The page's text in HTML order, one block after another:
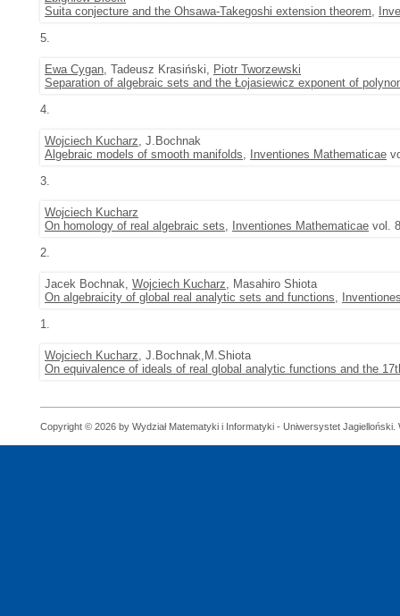
Suita conjecture and the Ohsawa-Takegoshi extension theorem,
5.
Ewa Cygan, Tadeusz Krasiński, Piotr Tworzewski
Separation of algebraic sets and the Łojasiewicz exponent of
4.
Wojciech Kucharz, J.Bochnak
Algebraic models of smooth manifolds, Inventiones Mathematicae
3.
Wojciech Kucharz
On homology of real algebraic sets, Inventiones Mathematicae vol.
2.
Jacek Bochnak, Wojciech Kucharz, Masahiro Shiota
On algebraicity of global real analytic sets and functions,
1.
Wojciech Kucharz, J.Bochnak,M.Shiota
On equivalence of ideals of real global analytic functions and the
Copyright © 2026 by Wydział Matematyki i Informatyki - Uniwersystet